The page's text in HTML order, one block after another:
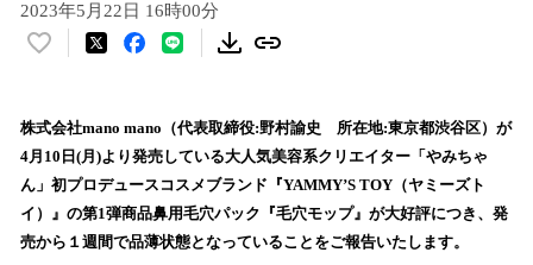
2023年5月22日 16時00分
い
！
数
を
読
み
込
株式会社mano mano（代表取締役:野村諭史 所在地:東京都渋谷区）が
4月10日(月)より発売している大人気美容系クリエイター「やみちゃ
ん」初プロデュースコスメブランド『YAMMY’S TOY（ヤミーズト
イ）』の第1弾商品鼻用毛穴パック『毛穴モップ』が大好評につき、発
売から１週間で品薄状態となっていることをご報告いたします。